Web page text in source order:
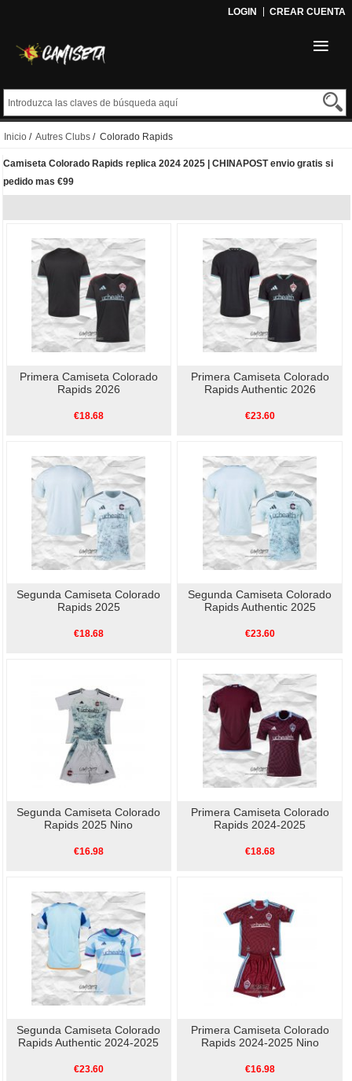
LOGIN CREAR CUENTA
Inicio / Autres Clubs / Colorado Rapids
Camiseta Colorado Rapids replica 2024 2025 | CHINAPOST envio gratis si
pedido mas €99
Primera Camiseta Colorado
Rapids 2026
€18.68
Primera Camiseta Colorado
Rapids Authentic 2026
€23.60
Segunda Camiseta Colorado
Rapids 2025
€18.68
Segunda Camiseta Colorado
Rapids Authentic 2025
€23.60
Segunda Camiseta Colorado
Rapids 2025 Nino
€16.98
Primera Camiseta Colorado
Rapids 2024-2025
€18.68
Segunda Camiseta Colorado
Rapids Authentic 2024-2025
€23.60
Primera Camiseta Colorado
Rapids 2024-2025 Nino
€16.98